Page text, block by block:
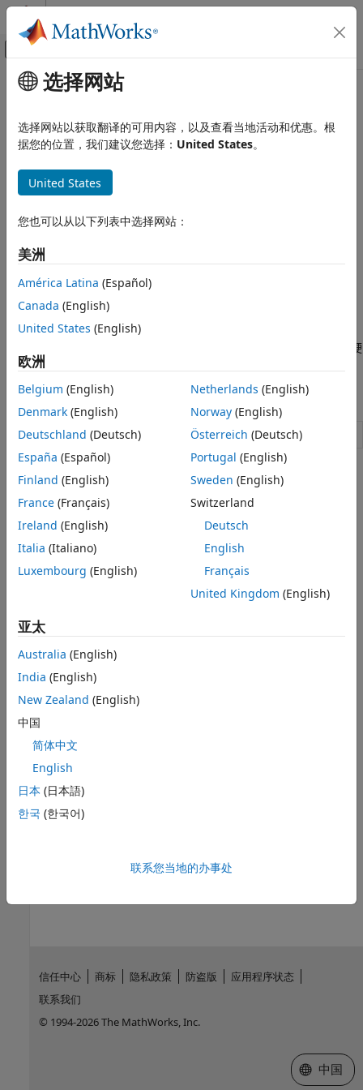
跳到内容
画布外导航菜单切换
文档主页
Simulink Coder
类别
模型配置集自定义
自定义模块的代码生成
目标框架
目标平台设备自定义
代码编译自定义
主要内容
目标框架
捕获 MathWorks®软件的目标硬件信息
Simulink 集成。使用
的目标硬件或软件平台信息。您可以使用这些信息来进行以下操
为硬件和软件平台自定义或优化 MathWorks 产品功能。
将目标硬件与第三方或自定义软件工具集成。
包在 Simulink 和外部模式仿真的目标硬
件之间提供连接。
命名空间
target 管理目标硬件和构建工具信息
主题
使用目标框架
目标框架的概述。
注册新硬件设备
通过注册新设备来扩展支持的硬件范围。
Models
Generate C code for embedded hardware targets that
natively supports half precision floating-point data types.
Create Custom CMake Toolchain Definition
CMake is a third-party, open-source tool for build process
management.
在 Simulink 和目标硬件之间设置外部模式连接
使用
Define Custom Emulator for Target Connectivity
本页内容对您有帮助吗？
选择网站
选择网站以获取翻译的可用内容，以及查看当地活动和优惠。根
据您的位置，我们建议您选择： United States。
United States
您也可以从以下列表中选择网站：
美洲
América Latina (Español)
Canada (English)
United States (English)
欧洲
Belgium (English)
Denmark (English)
Deutschland (Deutsch)
España (Español)
Finland (English)
France (Français)
Ireland (English)
Italia (Italiano)
Luxembourg (English)
Netherlands (English)
Norway(English)
Österreich (Deutsch)
Portugal (English)
Sweden (English)
Switzerland
Deutsch
English
Français
United Kingdom (English)
亚太
Australia (English)
India (English)
New Zealand (English)
中国
简体中文
English
日本 (日本語)
한국 (한국어)
联系您当地的办事处
信任中心 商标 隐私政策 防盗版
应用程序状态
联系我们
© 1994-2026 The MathWorks, Inc.
选择网站
中国